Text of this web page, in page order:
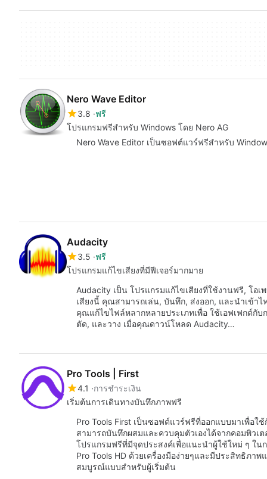
Nero Wave Editor
3.8 ฟรี
โปรแกรมฟรีสำหรับ Windows โดย Nero AG
Nero Wave Editor เป็นซอฟต์แวร์ฟรีสำหรับ
Audacity
3.5 ฟรี
โปรแกรมแก้ไขเสียงที่มีฟีเจอร์มากมาย
Audacity เป็น โปรแกรมแก้ไขเสียงที่ใช้งานฟรี, โอ
เสียงนี้ คุณสามารถเล่น, บันทึก, ส่งออก, และนำเข้าไ
คุณแก้ไขไฟล์หลากหลายประเภทเพื่อ ใช้เอฟเฟกต์กั
ตัด, และวาง เมื่อคุณดาวน์โหลด Audacity…
Pro Tools | First
4.1
การชำระเงิน
เริ่มต้นการเดินทางบันทึกภาพฟรี
Pro Tools First เป็นซอฟต์แวร์ฟรีที่ออกแบบมาเพื่อใ
สามารถบันทึกผสมและควบคุมตัวเองได้จากคอมพิวเ
โปรแกรมฟรีที่มีจุดประสงค์เพื่อแนะนำผู้ใช้ใหม่ ๆ ใน
Pro Tools HD ด้วยเครื่องมือง่ายๆและมีประสิทธิภา
สมบูรณ์แบบสำหรับผู้เริ่มต้น